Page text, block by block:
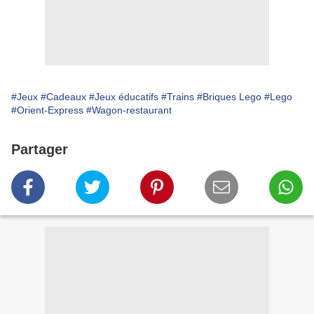
#Jeux #Cadeaux #Jeux éducatifs #Trains #Briques Lego #Lego
#Orient-Express #Wagon-restaurant
Partager